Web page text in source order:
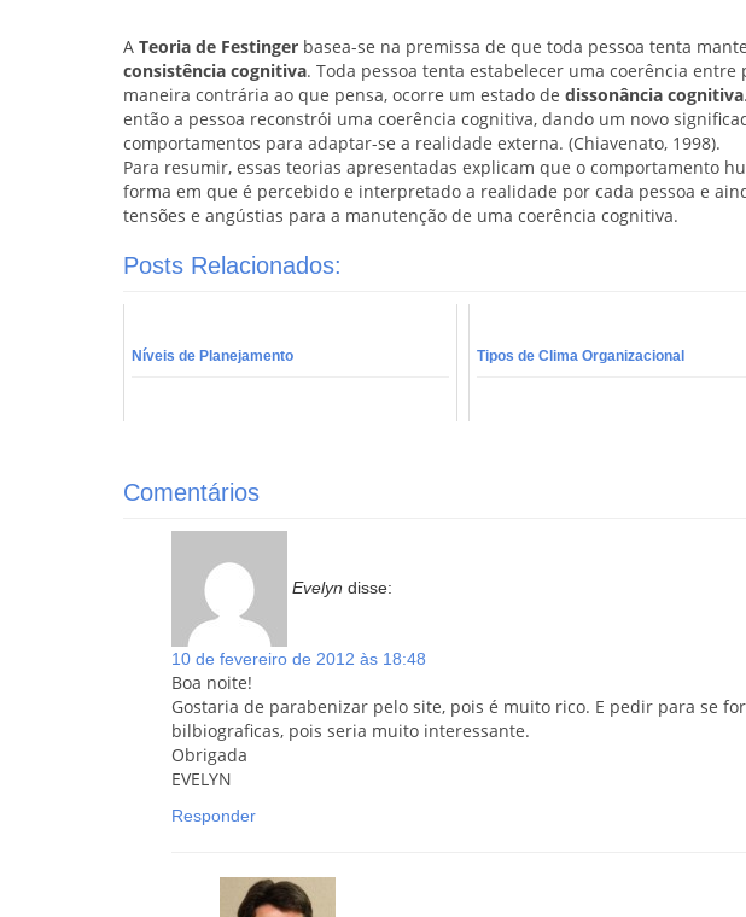
A Teoria de Festinger basea-se na premissa de que toda pessoa tenta
consistência cognitiva. Toda pessoa tenta estabelecer uma coerência
maneira contrária ao que pensa, ocorre um estado de dissonância cognitiva
então a pessoa reconstrói uma coerência cognitiva, dando um novo
comportamentos para adaptar-se a realidade externa. (Chiavenato, 1998).
Para resumir, essas teorias apresentadas explicam que o comportamento
forma em que é percebido e interpretado a realidade por cada pessoa e
tensões e angústias para a manutenção de uma coerência cognitiva.
Posts Relacionados:
Níveis de Planejamento Tipos de Clima Organizacional
Comentários
Evelyn disse:
10 de fevereiro de 2012 às 18:48
Boa noite!
Gostaria de parabenizar pelo site, pois é muito rico. E pedir para se
bilbiograficas, pois seria muito interessante.
Obrigada
EVELYN
Responder